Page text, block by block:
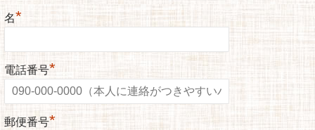
名*
電話番号*
郵便番号*